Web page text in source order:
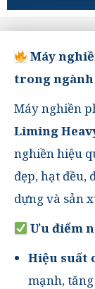
Máy
trong ngành
Máy nghiền
Liming
nghiền hiệu
đẹp, hạt đều,
dựng và sản
Ưu điểm
Hiệu suất
mạnh,